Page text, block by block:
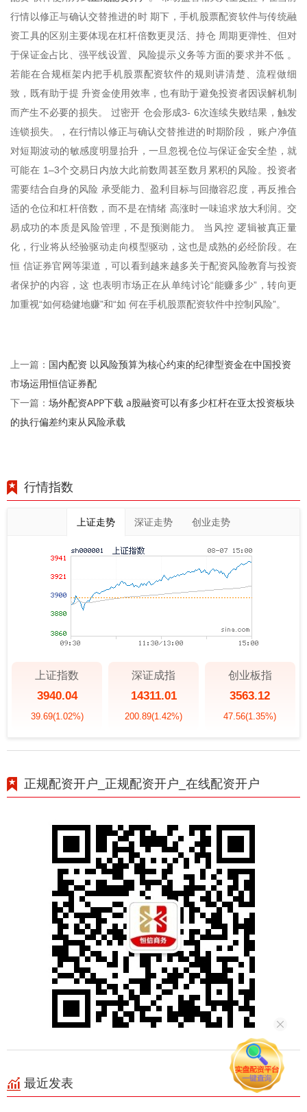
行情以修正与确认交替推进的时 期下，手机股票配资软件与传统融
资工具的区别主要体现在杠杆倍数更灵活、持仓 周期更弹性、但对
于保证金占比、强平线设置、风险提示义务等方面的要求并不低 。
若能在合规框架内把手机股票配资软件的规则讲清楚、流程做细
致，既有助于提 升资金使用效率，也有助于避免投资者因误解机制
而产生不必要的损失。 过密开 仓会形成3- 6次连续失败结果，触发
连锁损失。，在行情以修正与确认交替推进的时期阶段， 账户净值
对短期波动的敏感度明显抬升，一旦忽视仓位与保证金安全垫，就
可能在 1–3个交易日内放大此前数周甚至数月累积的风险。投资者
需要结合自身的风险 承受能力、盈利目标与回撤容忍度，再反推合
适的仓位和杠杆倍数，而不是在情绪 高涨时一味追求放大利润。交
易成功的本质是风险管理，不是预测能力。 当风控 逻辑被真正量
化，行业将从经验驱动走向模型驱动，这也是成熟的必经阶段。在
恒 信证券官网等渠道，可以看到越来越多关于配资风险教育与投资
者保护的内容，这 也表明市场正在从单纯讨论“能赚多少”，转向更
加重视“如何稳健地赚”和“如 何在手机股票配资软件中控制风险”。
上一篇： 国内配资 以风险预算为核心约束的纪律型资金在中国投资
市场运用恒信证券配
下一篇： 场外配资APP下载 a股融资可以有多少杠杆在亚太投资板块
的执行偏差约束从风险承载
行情指数
上证走势 深证走势 创业走势
上证指数
3940.04
39.69(1.02%)
深证成指
14311.01
200.89(1.42%)
创业板指
3563.12
47.56(1.35%)
正规配资开户_正规配资开户_在线配资开户
最近发表